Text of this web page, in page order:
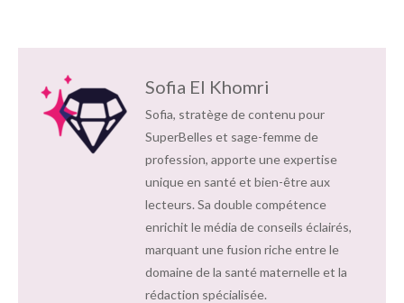
Sofia El Khomri
Sofia, stratège de contenu pour
SuperBelles et sage-femme de
profession, apporte une expertise
unique en santé et bien-être aux
lecteurs. Sa double compétence
enrichit le média de conseils éclairés,
marquant une fusion riche entre le
domaine de la santé maternelle et la
rédaction spécialisée.